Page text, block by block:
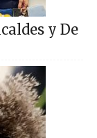
y De